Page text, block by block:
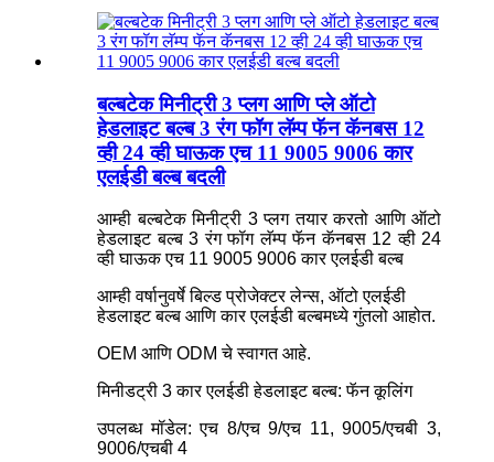
बल्बटेक मिनीट्री 3 प्लग आणि प्ले ऑटो
हेडलाइट बल्ब 3 रंग फॉग लॅम्प फॅन कॅनबस 12
व्ही 24 व्ही घाऊक एच 11 9005 9006 कार
एलईडी बल्ब बदली
आम्ही बल्बटेक मिनीट्री 3 प्लग तयार करतो आणि ऑटो
हेडलाइट बल्ब 3 रंग फॉग लॅम्प फॅन कॅनबस 12 व्ही 24
व्ही घाऊक एच 11 9005 9006 कार एलईडी बल्ब
आम्ही वर्षानुवर्षे बिल्ड प्रोजेक्टर लेन्स, ऑटो एलईडी
हेडलाइट बल्ब आणि कार एलईडी बल्बमध्ये गुंतलो आहोत.
OEM आणि ODM चे स्वागत आहे.
मिनीडट्री 3 कार एलईडी हेडलाइट बल्ब: फॅन कूलिंग
उपलब्ध मॉडेल: एच 8/एच 9/एच 11, 9005/एचबी 3,
9006/एचबी 4